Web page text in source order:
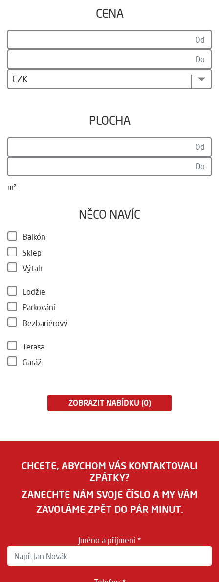
CENA
CZK
PLOCHA
m²
NĚCO NAVÍC
Balkón
Sklep
Výtah
Lodžie
Parkování
Bezbariérový
Terasa
Garáž
ZOBRAZIT NABÍDKU (0)
CHCETE, ABYCHOM VÁS KONTAKTOVALI
ZPÁTKY?
ZANECHTE NÁM SVOJE ČÍSLO A MY VÁM
ZAVOLÁME ZPĚT DO PÁR MINUT.
Jméno a příjmení *